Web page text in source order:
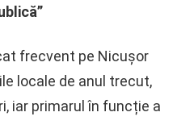
frecvent pe Nicușor
locale de anul trecut,
iar primarul în funcție a